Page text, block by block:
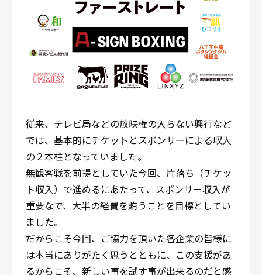
従来、テレビ局などの放映権の入らない興行など
では、基本的にチケットとスポンサーによる収入
の２本柱となっていました。
無観客戦を前提としていた今回、片落ち（チケッ
ト収入）で進めるにあたって、スポンサー収入が
重要なで、大半の経費を賄うことを目標としてい
ました。
だからこそ今回、ご協力を頂いた各企業の皆様に
は本当にありがたく思うとともに、この支援があ
るからこそ、新しい事を試す事が出来るのだと感